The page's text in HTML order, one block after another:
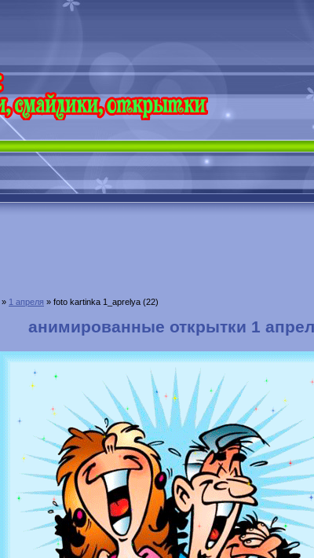
» 1 апреля » foto kartinka 1_aprelya (22)
анимированные открытки 1